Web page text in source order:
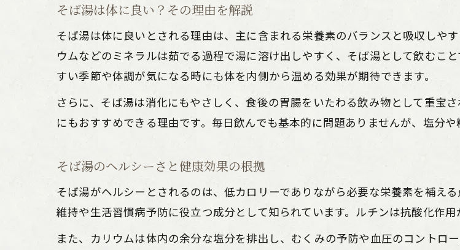
そば湯と食生活のバランス
飲み過ぎに気をつけたいそば湯
そば湯の飲み過ぎが体に及
そば湯を適量楽しむための
そば湯のデメリットと適切
蕎麦湯のアレンジと楽しみ方の
そば湯の栄養を活かすアレ
そば湯の美味しい飲み方と
そば湯は体に良い？その理由を解説
そば湯は体に良いとされる理由は、主に含まれる栄養素のバランスと吸収しや
ウムなどのミネラルは茹でる過程で湯に溶け出しやすく、そば湯として飲むこ
すい季節や体調が気になる時にも体を内側から温める効果が期待できます。
さらに、そば湯は消化にもやさしく、食後の胃腸をいたわる飲み物として重宝
にもおすすめできる理由です。毎日飲んでも基本的に問題ありませんが、塩分や
そば湯のヘルシーさと健康効果の根拠
そば湯がヘルシーとされるのは、低カロリーでありながら必要な栄養素を補え
維持や生活習慣病予防に役立つ成分として知られています。ルチンは抗酸化作
また、カリウムは体内の余分な塩分を排出し、むくみの予防や血圧のコントロ